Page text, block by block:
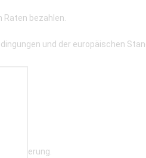
Raten bezahlen.
und der europäischen